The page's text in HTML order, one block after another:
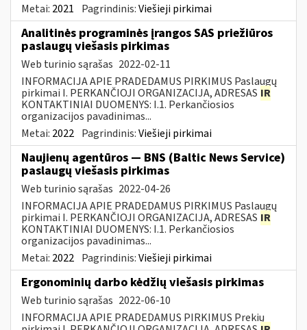
Metai: 2021 Pagrindinis:Viešieji pirkimai
Analitinės programinės įrangos SAS priežiūros
paslaugų viešasis pirkimas
Web turinio sąrašas 2022-02-11
INFORMACIJA APIE PRADEDAMUS PIRKIMUS Paslaugų
pirkimai I. PERKANČIOJI ORGANIZACIJA, ADRESAS IR
KONTAKTINIAI DUOMENYS: I.1. Perkančiosios
organizacijos pavadinimas...
Metai: 2022 Pagrindinis:Viešieji pirkimai
Naujienų agentūros — BNS (Baltic News Service)
paslaugų viešasis pirkimas
Web turinio sąrašas 2022-04-26
INFORMACIJA APIE PRADEDAMUS PIRKIMUS Paslaugų
pirkimai I. PERKANČIOJI ORGANIZACIJA, ADRESAS IR
KONTAKTINIAI DUOMENYS: I.1. Perkančiosios
organizacijos pavadinimas...
Metai: 2022 Pagrindinis:Viešieji pirkimai
Ergonominių darbo kėdžių viešasis pirkimas
Web turinio sąrašas 2022-06-10
INFORMACIJA APIE PRADEDAMUS PIRKIMUS Prekių